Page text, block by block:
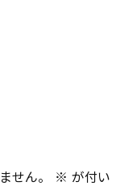
せん。 ※ が付い